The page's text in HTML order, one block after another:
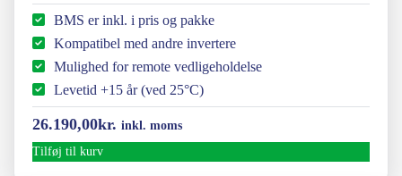
BMS er inkl. i pris og pakke
Kompatibel med andre invertere
Mulighed for remote vedligeholdelse
Levetid +15 år (ved 25°C)
26.190,00kr. inkl. moms
Tilføj til kurv